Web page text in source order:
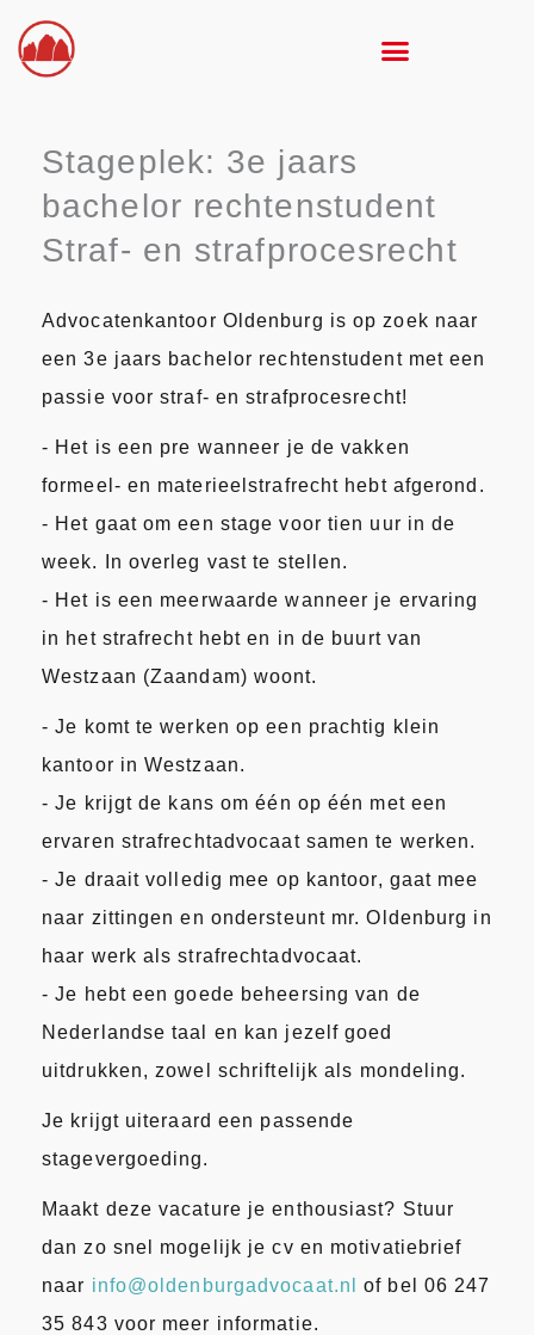
naar
Stageplek: 3e jaars
bachelor rechtenstudent
Straf- en strafprocesrecht
Advocatenkantoor Oldenburg is op zoek naar
een 3e jaars bachelor rechtenstudent met een
passie voor straf- en strafprocesrecht!
- Het is een pre wanneer je de vakken
formeel- en materieelstrafrecht hebt afgerond.
- Het gaat om een stage voor tien uur in de
week. In overleg vast te stellen.
- Het is een meerwaarde wanneer je ervaring
in het strafrecht hebt en in de buurt van
Westzaan (Zaandam) woont.
- Je komt te werken op een prachtig klein
kantoor in Westzaan.
- Je krijgt de kans om één op één met een
ervaren strafrechtadvocaat samen te werken.
- Je draait volledig mee op kantoor, gaat mee
naar zittingen en ondersteunt mr. Oldenburg in
haar werk als strafrechtadvocaat.
- Je hebt een goede beheersing van de
Nederlandse taal en kan jezelf goed
uitdrukken, zowel schriftelijk als mondeling.
Je krijgt uiteraard een passende
stagevergoeding.
Maakt deze vacature je enthousiast? Stuur
dan zo snel mogelijk je cv en motivatiebrief
naar info@oldenburgadvocaat.nl
of bel 06 247
35 843 voor meer informatie.